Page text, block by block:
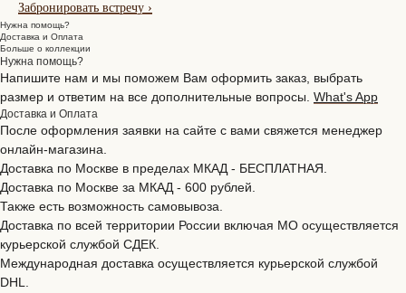
Забронировать встречу ›
Нужна помощь?
Доставка и Оплата
Больше о коллекции
Нужна помощь?
Напишите нам и мы поможем Вам оформить заказ, выбрать
размер и ответим на все дополнительные вопросы. What's App
Доставка и Оплата
После оформления заявки на сайте с вами свяжется менеджер
онлайн-магазина.
Доставка по Москве в пределах МКАД - БЕСПЛАТНАЯ.
Доставка по Москве за МКАД - 600 рублей.
Также есть возможность самовывоза.
Доставка по всей территории России включая МО осуществляется
курьерской службой CДЕК.
Международная доставка осуществляется курьерской службой
DHL.